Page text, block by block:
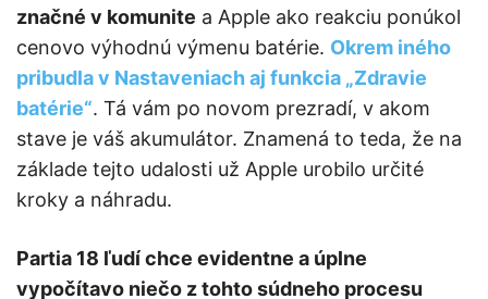
značné v komunite a Apple ako reakciu ponúkol
cenovo výhodnú výmenu batérie. Okrem iného
pribudla v Nastaveniach aj funkcia „Zdravie
batérie“. Tá vám po novom prezradí, v akom
stave je váš akumulátor. Znamená to teda, že na
základe tejto udalosti už Apple urobilo určité
kroky a náhradu.
Partia 18 ľudí chce evidentne a úplne
vypočítavo niečo z tohto súdneho procesu